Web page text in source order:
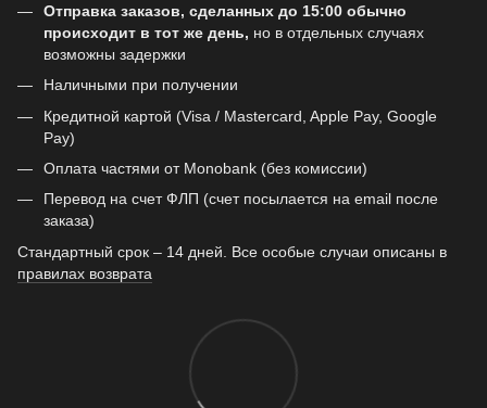
Отправка заказов, сделанных до 15:00 обычно
происходит в тот же день, но в отдельных случаях
возможны задержки
Наличными при получении
Кредитной картой (Visa / Mastercard, Apple Pay, Google
Pay)
Оплата частями от Monobank (без комиссии)
Перевод на счет ФЛП (счет посылается на email после
заказа)
Стандартный срок – 14 дней. Все особые случаи описаны в
правилах возврата